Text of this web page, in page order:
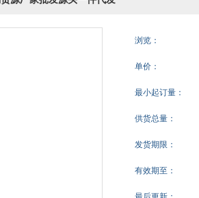
浏览：
单价：
最小起订量：
供货总量：
发货期限：
有效期至：